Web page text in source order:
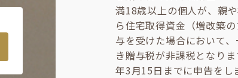
満18歳以上の個人が、親
ら住宅取得資金（増改築
与を受けた場合において
き贈与税が非課税となり
年3月15日までに申告をし